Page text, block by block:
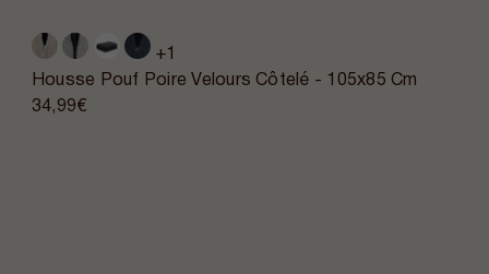
+1
Housse Pouf Poire Velours Côtelé - 105x85 Cm
34,99€